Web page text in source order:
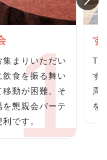
まりいただい
食を振る舞い
動が困難。そ
懇親会パーテ
です。
す
す
周
を